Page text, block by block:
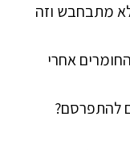
לא מתבחבש וזה
אחרי
להתפרסם?